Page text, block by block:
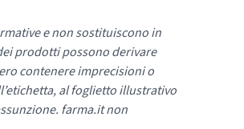
e non sostituiscono in
prodotti possono derivare
contenere imprecisioni o
al foglietto illustrativo
farma.it non